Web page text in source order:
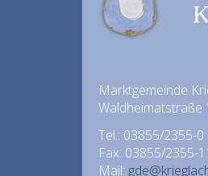
Marktgemeinde
Waldheimatstraße
Tel.: 03855/2355-0
Fax: 03855/2355-
Mail: